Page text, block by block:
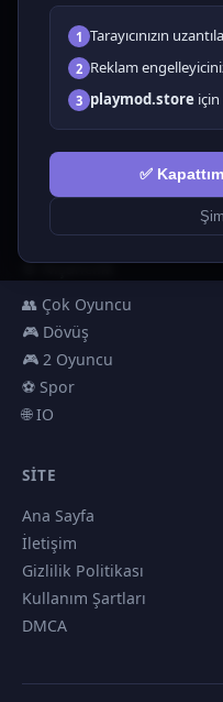
1 Tarayıcınızın
2 Reklam
3 playmod.store için
✅
Tüm Oyunlar
🗺️ Macera
🧩 Bulmacalar
🎮 Tıklayıcı
💅 Kızlar
🕹️ Arcade
🎮 Hypercasual
🎮 Erkekler
🎯 Nişancılık
👥 Çok Oyuncu
🎮 Dövüş
🎮 2 Oyuncu
⚽ Spor
🌐 IO
SITE
Ana Sayfa
İletişim
Gizlilik Politikası
Kullanım Şartları
DMCA